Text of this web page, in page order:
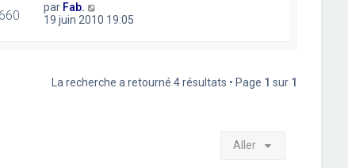
par Fab.
19 juin 2010 19:05
La recherche a retourné 4 résultats • Page 1 sur 1
Aller